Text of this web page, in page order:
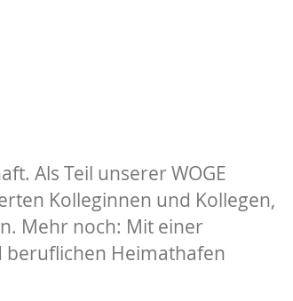
Als Teil unserer WOGE
Kolleginnen und Kollegen,
Mehr noch: Mit einer
beruflichen Heimathafen